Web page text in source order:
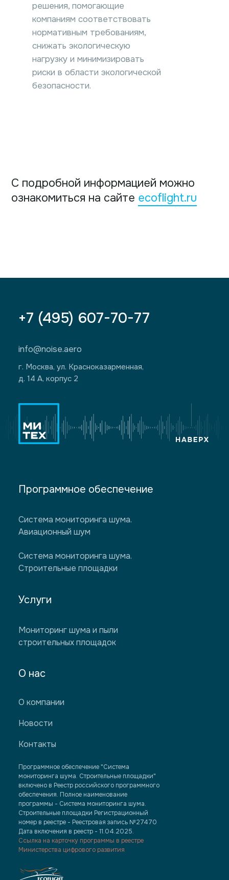
решения, помогающие
компаниям соответствовать
нормативным требованиям,
снижать экологическую
нагрузку и минимизировать
риски в области экологической
безопасности.
С подробной информацией можно
ознакомиться на сайте ecoflight.ru
+7 (495) 607-70-77
г. Москва, ул. Красноказарменная,
д. 14 А, корпус 2
info@noise.aero
Программное обеспечение
Система мониторинга шума.
Строительные площадки
Система мониторинга шума.
Авиационный шум
Услуги
Мониторинг шума и пыли
строительных площадок
О нас
О компании
Контакты
Новости
Программное обеспечение "Система
мониторинга шума. Строительные площадки"
включено в Реестр российского программного
обеспечения. Полное наименование
программы - Система мониторинга шума.
Строительные площадки Регистрационный
номер в реестре - Реестровая запись №27470
Дата включения в реестр - 11.04.2025.
Ссылка на карточку программы в реестре
Министерства цифрового развития